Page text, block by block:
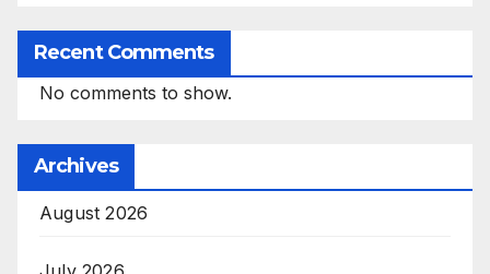
Recent Comments
No comments to show.
Archives
August 2026